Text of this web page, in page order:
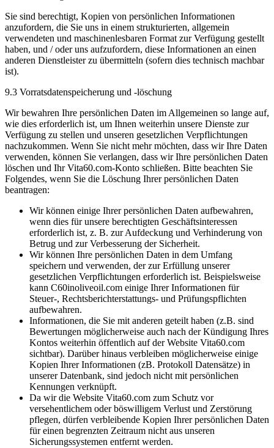
Sie sind berechtigt, Kopien von persönlichen Informationen
anzufordern, die Sie uns in einem strukturierten, allgemein
verwendeten und maschinenlesbaren Format zur Verfügung gestellt
haben, und / oder uns aufzufordern, diese Informationen an einen
anderen Dienstleister zu übermitteln (sofern dies technisch machbar
ist).
9.3 Vorratsdatenspeicherung und -löschung
Wir bewahren Ihre persönlichen Daten im Allgemeinen so lange auf,
wie dies erforderlich ist, um Ihnen weiterhin unsere Dienste zur
Verfügung zu stellen und unseren gesetzlichen Verpflichtungen
nachzukommen. Wenn Sie nicht mehr möchten, dass wir Ihre Daten
verwenden, können Sie verlangen, dass wir Ihre persönlichen Daten
löschen und Ihr Vita60.com-Konto schließen. Bitte beachten Sie
Folgendes, wenn Sie die Löschung Ihrer persönlichen Daten
beantragen:
Wir können einige Ihrer persönlichen Daten aufbewahren,
wenn dies für unsere berechtigten Geschäftsinteressen
erforderlich ist, z. B. zur Aufdeckung und Verhinderung von
Betrug und zur Verbesserung der Sicherheit.
Wir können Ihre persönlichen Daten in dem Umfang
speichern und verwenden, der zur Erfüllung unserer
gesetzlichen Verpflichtungen erforderlich ist. Beispielsweise
kann C60inoliveoil.com einige Ihrer Informationen für
Steuer-, Rechtsberichterstattungs- und Prüfungspflichten
aufbewahren.
Informationen, die Sie mit anderen geteilt haben (z.B. sind
Bewertungen möglicherweise auch nach der Kündigung Ihres
Kontos weiterhin öffentlich auf der Website Vita60.com
sichtbar). Darüber hinaus verbleiben möglicherweise einige
Kopien Ihrer Informationen (zB. Protokoll Datensätze) in
unserer Datenbank, sind jedoch nicht mit persönlichen
Kennungen verknüpft.
Da wir die Website Vita60.com zum Schutz vor
versehentlichem oder böswilligem Verlust und Zerstörung
pflegen, dürfen verbleibende Kopien Ihrer persönlichen Daten
für einen begrenzten Zeitraum nicht aus unseren
Sicherungssystemen entfernt werden.